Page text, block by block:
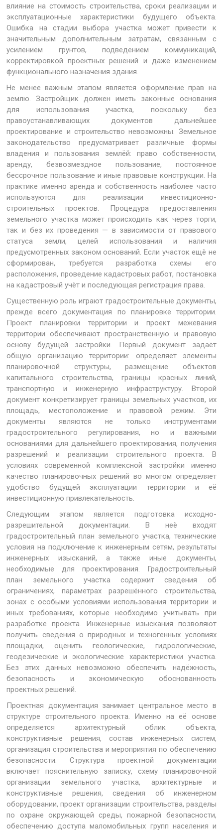
влияние на стоимость строительства, сроки реализации и
эксплуатационные характеристики будущего объекта.
Ошибка на стадии выбора участка может привести к
значительным дополнительным затратам, связанным с
усилением грунтов, подведением коммуникаций,
корректировкой проектных решений и даже изменением
функционального назначения здания.
Не менее важным этапом является оформление прав на
землю. Застройщик должен иметь законные основания
для использования участка, поскольку без
правоустанавливающих документов дальнейшее
проектирование и строительство невозможны. Земельное
законодательство предусматривает различные формы
владения и пользования землёй: право собственности,
аренду, безвозмездное пользование, постоянное
бессрочное пользование и иные правовые конструкции. На
практике именно аренда и собственность наиболее часто
используются для реализации инвестиционно-
строительных проектов. Процедура предоставления
земельного участка может происходить как через торги,
так и без их проведения — в зависимости от правового
статуса земли, целей использования и наличия
предусмотренных законом оснований. Если участок ещё не
сформирован, требуется разработка схемы его
расположения, проведение кадастровых работ, постановка
на кадастровый учёт и последующая регистрация права.
Существенную роль играют градостроительные документы,
прежде всего документация по планировке территории.
Проект планировки территории и проект межевания
территории обеспечивают пространственную и правовую
основу будущей застройки. Первый документ задаёт
общую организацию территории: определяет элементы
планировочной структуры, размещение объектов
капитального строительства, границы красных линий,
транспортную и инженерную инфраструктуру. Второй
документ конкретизирует границы земельных участков, их
площадь, местоположение и правовой режим. Эти
документы являются не только инструментами
градостроительного регулирования, но и важными
основаниями для дальнейшего проектирования, получения
разрешений и реализации строительного проекта. В
условиях современной комплексной застройки именно
качество планировочных решений во многом определяет
удобство будущей эксплуатации территории и её
инвестиционную привлекательность.
Следующим этапом является подготовка исходно-
разрешительной документации. В неё входят
градостроительный план земельного участка, технические
условия на подключение к инженерным сетям, результаты
инженерных изысканий, а также иные документы,
необходимые для проектирования. Градостроительный
план земельного участка содержит сведения об
ограничениях, параметрах разрешённого строительства,
зонах с особыми условиями использования территории и
иных требованиях, которые необходимо учитывать при
разработке проекта. Инженерные изыскания позволяют
получить сведения о природных и техногенных условиях
площадки, оценить геологические, гидрологические,
геодезические и экологические характеристики участка.
Без этих данных невозможно обеспечить надёжность,
безопасность и экономическую обоснованность
проектных решений.
Проектная документация занимает центральное место в
структуре строительного проекта. Именно на её основе
определяется архитектурный облик объекта,
конструктивные решения, состав инженерных систем,
организация строительства и мероприятия по обеспечению
безопасности. Структура проектной документации
включает пояснительную записку, схему планировочной
организации земельного участка, архитектурные и
конструктивные решения, сведения об инженерном
оборудовании, проект организации строительства, разделы
по охране окружающей среды, пожарной безопасности,
обеспечению доступа маломобильных групп населения и